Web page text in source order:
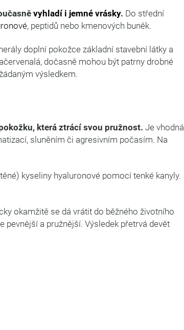
vyhladí i jemné vrásky. Do střední
, peptidů nebo kmenových buněk.
doplní pokožce základní stavební látky a
dočasně mohou být patrny drobné
výsledkem.
která ztrácí svou pružnost. Je vhodná
sluněním či agresivním počasím. Na
kyseliny hyaluronové pomocí tenké kanyly.
okamžitě se dá vrátit do běžného životního
a pružnější. Výsledek přetrvá devět